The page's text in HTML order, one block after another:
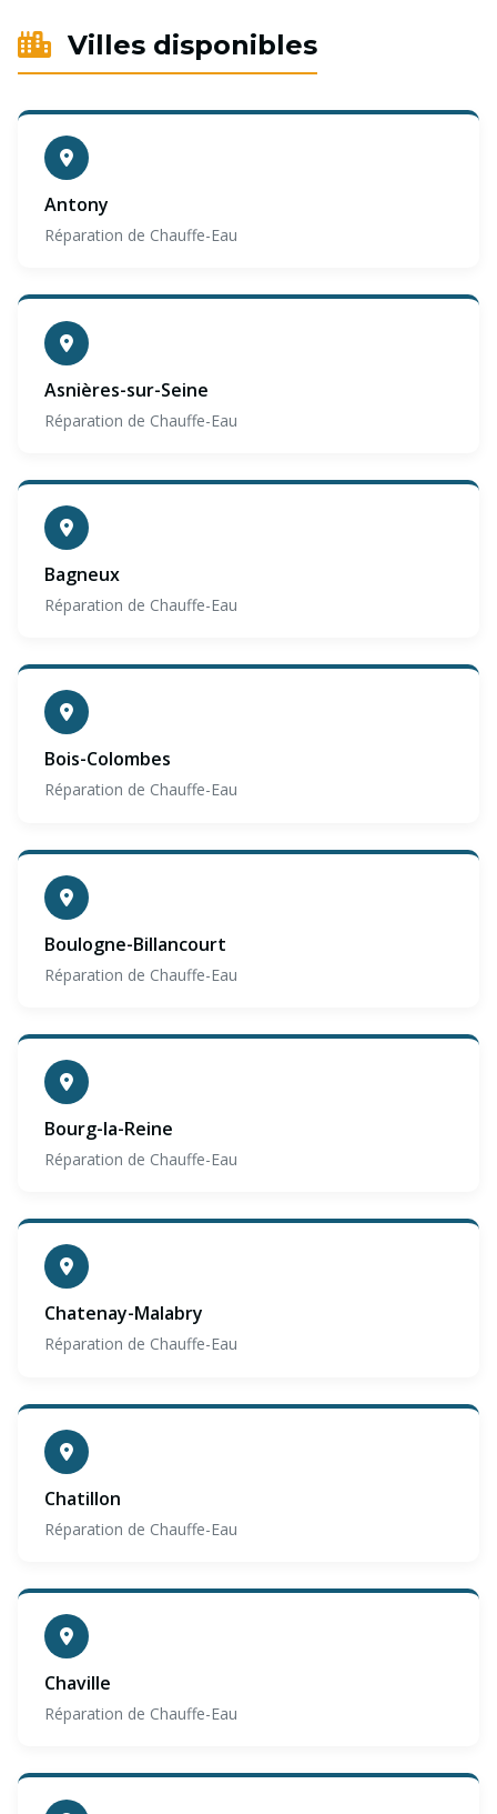
Villes disponibles
Antony
Réparation de Chauffe-Eau
Asnières-sur-Seine
Réparation de Chauffe-Eau
Bagneux
Réparation de Chauffe-Eau
Bois-Colombes
Réparation de Chauffe-Eau
Boulogne-Billancourt
Réparation de Chauffe-Eau
Bourg-la-Reine
Réparation de Chauffe-Eau
Chatenay-Malabry
Réparation de Chauffe-Eau
Chatillon
Réparation de Chauffe-Eau
Chaville
Réparation de Chauffe-Eau